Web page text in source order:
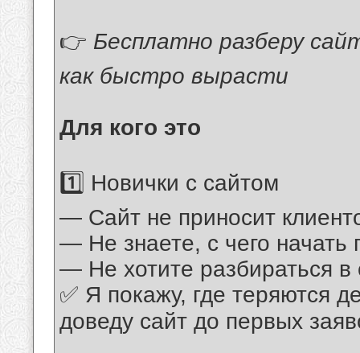
👉 Бесплатно разберу
как быстро вырасти
Для кого это
1️⃣ Новички с сайтом
— Сайт не приносит
— Не знаете, с чего начать
— Не хотите разбираться
✅ Я покажу, где теряются
доведу сайт до первых